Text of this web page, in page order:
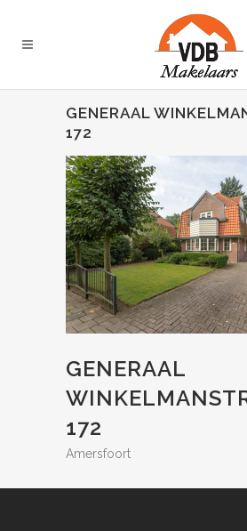
GENERAAL
172
GENERAAL
172
Amersfoort